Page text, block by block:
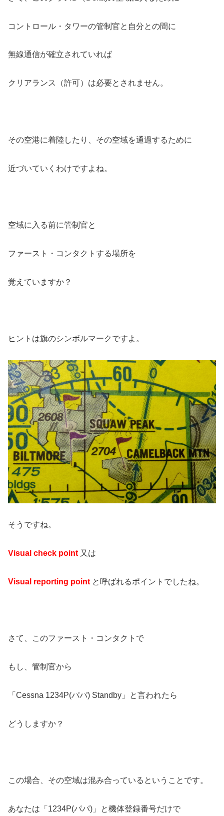
コントロール・タワーの管制官と自分との間に
無線通信が確立されていれば
クリアランス（許可）は必要とされません。
その空港に着陸したり、その空域を通過するために
近づいていくわけですよね。
空域に入る前に管制官と
ファースト・コンタクトする場所を
覚えていますか？
ヒントは旗のシンボルマークですよ。
そうですね。
Visual check point 又は
Visual reporting point と呼ばれるポイントでしたね。
さて、このファースト・コンタクトで
もし、管制官から
「Cessna 1234P(パパ) Standby」と言われたら
どうしますか？
この場合、その空域は混み合っているということです。
あなたは「1234P(パパ)」と機体登録番号だけで